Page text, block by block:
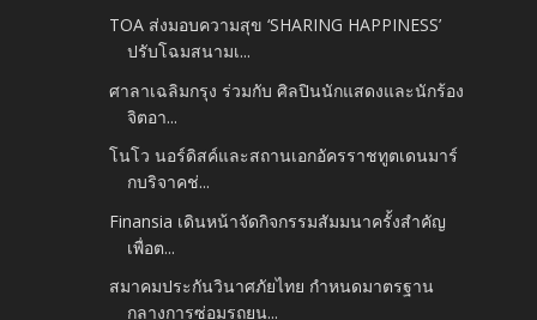
TOA ส่งมอบความสุข ‘SHARING HAPPINESS’
ปรับโฉมสนามเ...
ศาลาเฉลิมกรุง ร่วมกับ ศิลปินนักแสดงและนักร้อง
จิตอา...
โนโว นอร์ดิสค์และสถานเอกอัครราชทูตเดนมาร์
กบริจาคช่...
Finansia เดินหน้าจัดกิจกรรมสัมมนาครั้งสำคัญ
เพื่อต...
สมาคมประกันวินาศภัยไทย กำหนดมาตรฐาน
กลางการซ่อมรถยน...